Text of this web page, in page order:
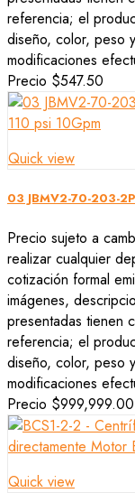
referencia; el
diseño, color, peso
modificaciones
Precio $547.50
Quick view
03 JBMV2-70-203-
Precio sujeto a
realizar cualquier
cotización formal
imágenes,
presentadas tienen
referencia; el
diseño, color, peso
modificaciones
Precio $999,999.00
Quick view